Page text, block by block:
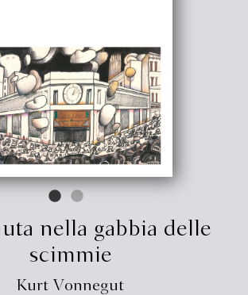
nella gabbia delle
scimmie
Kurt Vonnegut